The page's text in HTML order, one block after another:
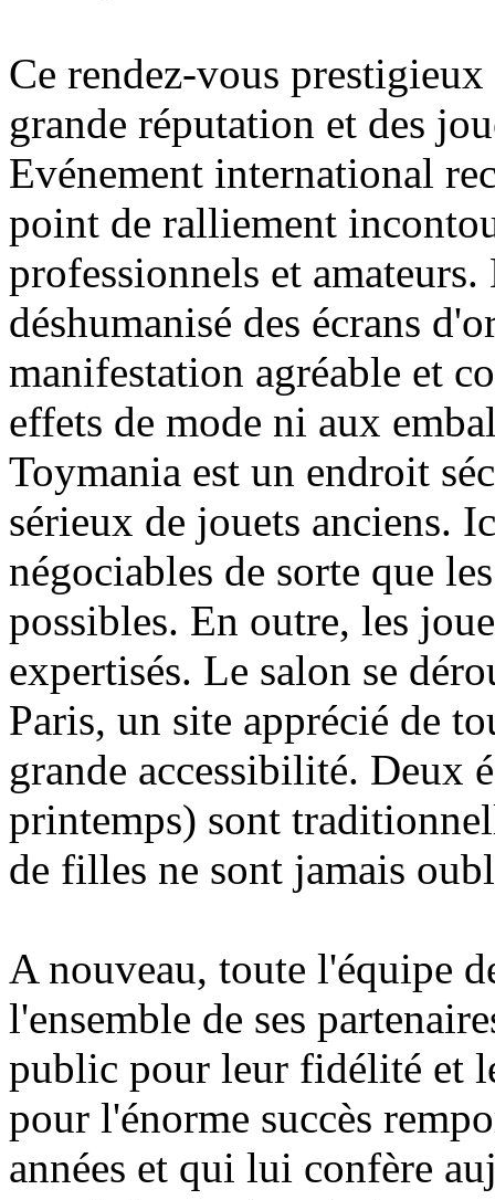
Ce rendez-vous
grande réputation et des
Evénement international
point de ralliement
professionnels et
déshumanisé des écrans
manifestation agréable et
effets de mode ni aux
Toymania est un endroit
sérieux de jouets anciens.
négociables de sorte que
possibles. En outre, les
expertisés. Le salon se
Paris, un site apprécié de
grande accessibilité. Deux
printemps) sont
de filles ne sont jamais
A nouveau, toute l'équipe
l'ensemble de ses
public pour leur fidélité et
pour l'énorme succès
années et qui lui confère